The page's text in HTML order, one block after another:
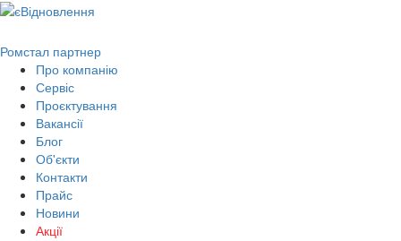
Ромстал партнер
Про компанію
Сервіс
Проєктування
Вакансії
Блог
Об'єкти
Контакти
Прайс
Новини
Акції